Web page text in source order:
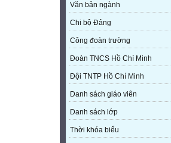
Văn bản ngành
Chi bộ Đảng
Công đoàn trường
Đoàn TNCS Hồ Chí Minh
Đội TNTP Hồ Chí Minh
Danh sách giáo viên
Danh sách lớp
Thời khóa biểu